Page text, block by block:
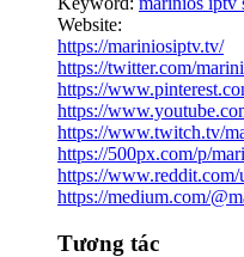
Website:
https://mariniosiptv.tv/
https://twitter.com/
https://
https://
https://www.twitch.tv/
https://500px.com/p/
https://www.reddit.com/
https://medium.com/
Tương tác